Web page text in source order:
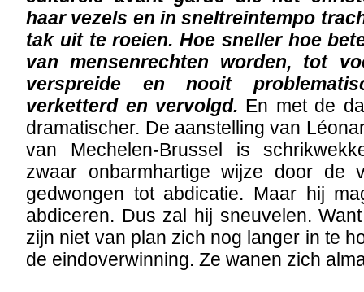
haar vezels en in sneltreintempo
tak uit te roeien. Hoe sneller hoe
van mensenrechten worden, tot
verspreide en nooit
verketterd en vervolgd. En met de
dramatischer. De aanstelling van
van Mechelen-Brussel is
zwaar onbarmhartige wijze door de
gedwongen tot abdicatie. Maar hij
abdiceren. Dus zal hij sneuvelen.
zijn niet van plan zich nog langer in te
de eindoverwinning. Ze wanen zich